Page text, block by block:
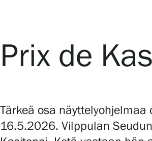
Prix de
Tärkeä osa näyttelyohjelmaa
16.5.2026. Vilppulan